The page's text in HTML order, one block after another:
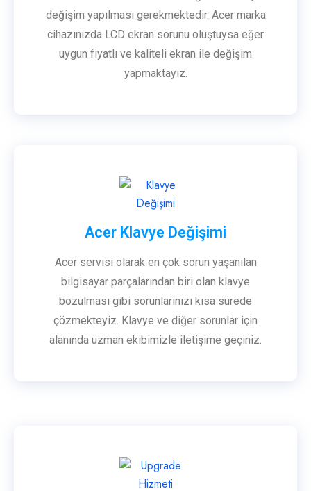
değişim yapılması gerekmektedir. Acer marka
cihazınızda LCD ekran sorunu oluştuysa eğer
uygun fiyatlı ve kaliteli ekran ile değişim
yapmaktayız.
Acer Klavye Değişimi
Acer servisi olarak en çok sorun yaşanılan
bilgisayar parçalarından biri olan klavye
bozulması gibi sorunlarınızı kısa sürede
çözmekteyiz. Klavye ve diğer sorunlar için
alanında uzman ekibimizle iletişime geçiniz.